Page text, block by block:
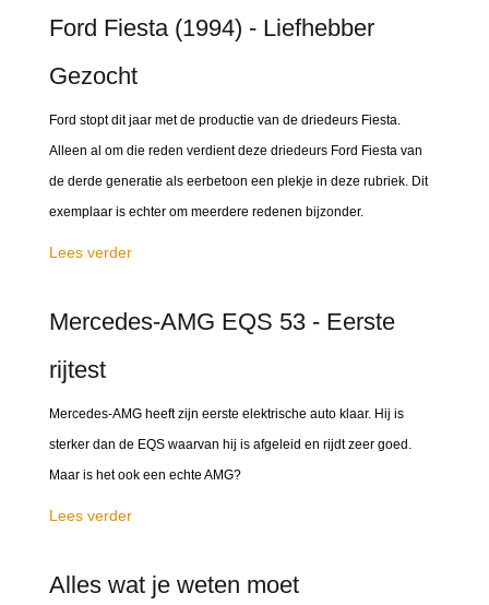
Ford Fiesta (1994) - Liefhebber
Gezocht
Ford stopt dit jaar met de productie van de driedeurs Fiesta.
Alleen al om die reden verdient deze driedeurs Ford Fiesta van
de derde generatie als eerbetoon een plekje in deze rubriek. Dit
exemplaar is echter om meerdere redenen bijzonder.
Lees verder
Mercedes-AMG EQS 53 - Eerste
rijtest
Mercedes-AMG heeft zijn eerste elektrische auto klaar. Hij is
sterker dan de EQS waarvan hij is afgeleid en rijdt zeer goed.
Maar is het ook een echte AMG?
Lees verder
Alles wat je weten moet